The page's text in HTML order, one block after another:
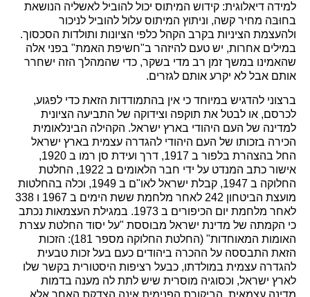
למידה דיאלוגית: קידוש המיתוס יכול להוביל לאשליה הנושאת
בחוּבּה מחיר קשה, וניתוץ המיתוס עלול להוביל לניכור
ולהעצמת הציניות בקרב הקהל כלפי הציונות ותולדות הסכסוך.
במילים אחרות, יש טעם להיזהר ב"חשיפת האמת" בפני אלה
שהאמינו במשך זמן רב מדי בשקר, כדי שהמהלך הזה ישחרר
אותם אבל לא יקרע אותם לגזרים.
ברצוני להדגיש במיוחד כי אין בהתמודדות הזאת כדי לפגוע,
לכרסם, או לבטל את תוקפה וצידוקה של התביעה הציונית
למדינה של העם היהודי בארץ ישראל. הקהילה הבינלאומית
הכירה בזכותו של העם היהודי להגדרה עצמית בארץ ישראל
החל בהצהרת בלפור ב 1917, דרך ועידת סן רמו ב 1920,
אישור כתב המנדט על ידי חבר הלאומים ב 1922, החלטת
החלוקה ב 1947, קבלת ישראל לאו"ם ב 1949, וכלה בהחלטות
מועצת הביטחון 242 לאחר מלחמת ששת הימים ב 1967 ו 338
לאחר מלחמת יום הכיפורים ב 1973. במגילת העצמאות נכתב
כי הקמתה של מדינת ישראל מבוססת "על יסוד החלטת עצרת
האומות המאוחדות" (החלטת החלוקה מספר 181): הזכות
הזאת התבססה על ההכרה ביהודים כעם בעל זכות טבעית
להגדרה עצמית במולדתו, כבעל רציפות היסטורית בקשר שלו
לארץ ישראל, וכסוגיה מוסרית שיש לתת לה מענה בדמות
מדינה עצמאית. הביקורת הפנימית אינה הצדקת האחר אלא